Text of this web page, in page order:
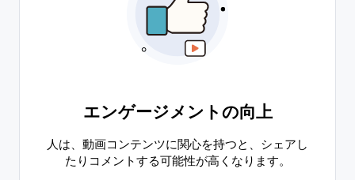
エンゲージメントの向上
人は、動画コンテンツに関心を持つと、シェアし
たりコメントする可能性が高くなります。